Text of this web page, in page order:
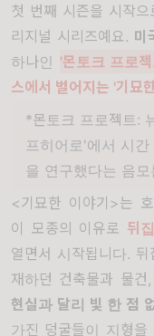
첫 번째 시즌을 시작
리지널 시리즈예요. 미
하나인 '몬토크 프로
스에서 벌어지는 '기묘
*몬토크 프로젝트:
프히어로'에서 시
을 연구했다는 음모
<기묘한 이야기>는
이 모종의 이유로 뒤
열면서 시작됩니다.
재하던 건축물과 물
현실과 달리 빛 한 점
가진 덩굴들이 지형을